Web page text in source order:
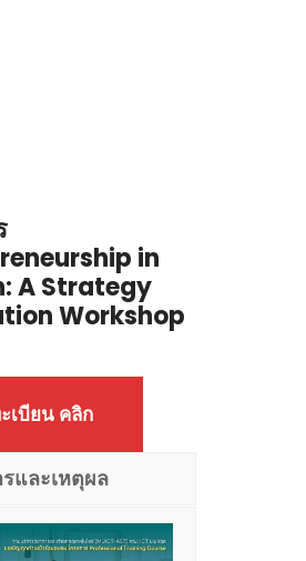
in
A Strategy
Workshop
เบียน คลิก
และเหตุผล